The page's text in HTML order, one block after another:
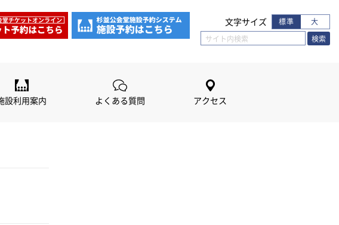
設利用案内 よくある質問 アクセス
文字サイズ 標準 大